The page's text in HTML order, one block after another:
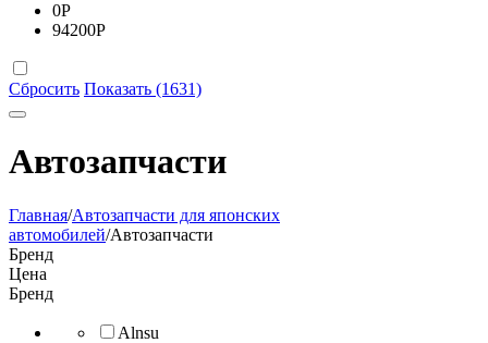
0Р
94200Р
Сбросить Показать (1631)
Автозапчасти
Главная/Автозапчасти для японских
автомобилей/Автозапчасти
Бренд
Цена
Бренд
Alnsu